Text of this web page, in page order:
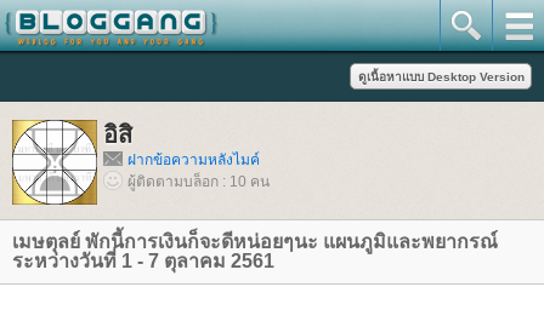
อิสิ
ฝากข้อความหลังไมค์
ผู้ติดตามบล็อก : 10 คน
เมษตุลย์ พักนี้การเงินก็จะดีหน่อยๆนะ แผนภูมิและพยากรณ์
ระหว่างวันที่ 1 - 7 ตุลาคม 2561